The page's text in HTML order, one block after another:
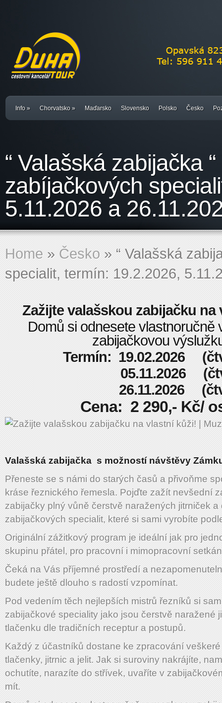
Info » Chorvatsko » Maďarsko Slovensko Polsko Česko
“ Valašská zabijačka
zabíjačkových
5.11.2026 a
Home » Česko » “ Valašská
specialit, termín: 19.2.2026,
Zažijte valašskou zabijačku na
Domů si odnesete vlastnoručně
zabijačkovou
Termín: 19.02.2026
05.11.2026
26.11.2026
Cena: 2 290,- Kč/
Valašská zabijačka s možností návštěvy
Přeneste se s námi do starých časů a přivoňme
kráse řeznického řemesla. Pojďte zažít nevšední
zabijačky plný vůně čerstvě naražených jitrniček a
zabijačkových specialit, které si sami vyrobíte
Originální zážitkový program je ideální jak pro
skupinu přátel, pro pracovní i mimopracovní
Čeká na Vás příjemné prostředí a
budete ještě dlouho s radostí vzpomínat.
Pod vedením těch nejlepších mistrů řezníků si
zabijačkové speciality jako jsou čerstvě naražené
tlačenku dle tradičních receptur a postupů.
Každý z účastníků dostane ke zpracování
tlačenky, jitrnic a jelit. Jak si suroviny nakrájíte,
ochutíte, narazíte do střívek, uvaříte v
mít.